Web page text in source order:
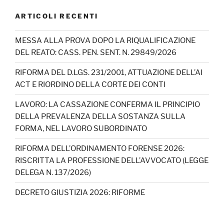
c
e
b
o
o
k
a
gr
a
m
T
o
k
k
e
dI
n
er
T
u
b
e
C
h
a
n
n
el
ARTICOLI RECENTI
MESSA ALLA PROVA DOPO LA RIQUALIFICAZIONE
DEL REATO: CASS. PEN. SENT. N. 29849/2026
RIFORMA DEL D.LGS. 231/2001, ATTUAZIONE DELL’AI
ACT E RIORDINO DELLA CORTE DEI CONTI
LAVORO: LA CASSAZIONE CONFERMA IL PRINCIPIO
DELLA PREVALENZA DELLA SOSTANZA SULLA
FORMA, NEL LAVORO SUBORDINATO
RIFORMA DELL’ORDINAMENTO FORENSE 2026:
RISCRITTA LA PROFESSIONE DELL’AVVOCATO (LEGGE
DELEGA N. 137/2026)
DECRETO GIUSTIZIA 2026: RIFORME